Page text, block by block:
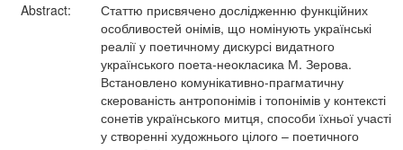
Abstract:
Статтю присвячено дослідженню функційних
особливостей онімів, що номінують українські
реалії у поетичному дискурсі видатного
українського поета-неокласика М. Зерова.
Встановлено комунікативно-прагматичну
скерованість антропонімів і топонімів у контексті
сонетів українського митця, способи їхньої участі
у створенні художнього цілого – поетичного